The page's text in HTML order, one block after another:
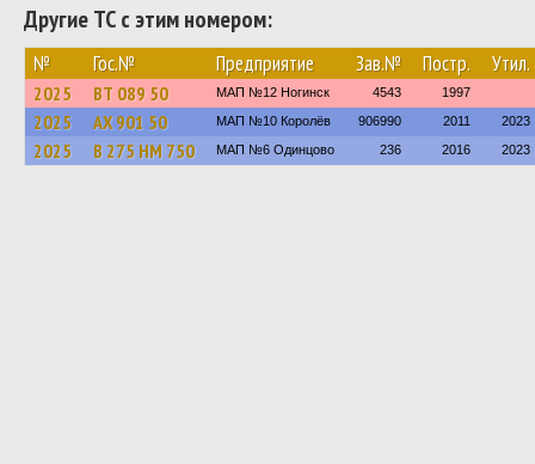
Другие ТС с этим номером:
№ Гос.№ Предприятие Зав.№ Постр. Утил.
2025 ВТ 089 50 МАП №12 Ногинск 4543 1997
2025 АХ 901 50 МАП №10 Королёв 906990 2011 2023
2025 В 275 НМ 750 МАП №6 Одинцово 236 2016 2023